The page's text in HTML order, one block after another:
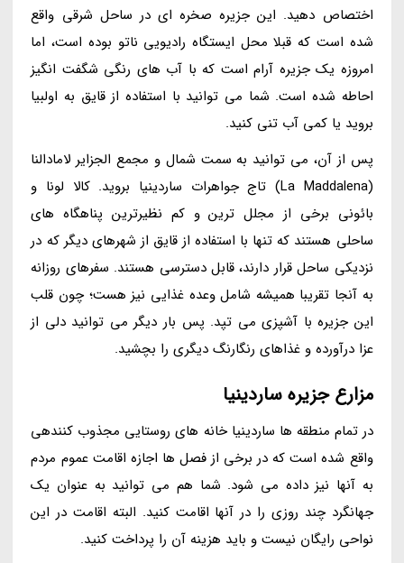
اختصاص دهید. این جزیره صخره ای در ساحل شرقی واقع
شده است که قبلا محل ایستگاه رادیویی ناتو بوده است، اما
امروزه یک جزیره آرام است که با آب های رنگی شگفت انگیز
احاطه شده است. شما می توانید با استفاده از قایق به اولبیا
بروید یا کمی آب تنی کنید.
پس از آن، می توانید به سمت شمال و مجمع الجزایر لامادالنا
(La Maddalena) تاج جواهرات ساردینیا بروید. کالا لونا و
بائونی برخی از مجلل ترین و کم نظیرترین پناهگاه های
ساحلی هستند که تنها با استفاده از قایق از شهرهای دیگر که در
نزدیکی ساحل قرار دارند، قابل دسترسی هستند. سفرهای روزانه
به آنجا تقریبا همیشه شامل وعده غذایی نیز هست؛ چون قلب
این جزیره با آشپزی می تپد. پس بار دیگر می توانید دلی از
عزا درآورده و غذاهای رنگارنگ دیگری را بچشید.
مزارع جزیره ساردینیا
در تمام منطقه ها ساردینیا خانه های روستایی مجذوب کنندهی
واقع شده است که در برخی از فصل ها اجازه اقامت عموم مردم
به آنها نیز داده می شود. شما هم می توانید به عنوان یک
جهانگرد چند روزی را در آنها اقامت کنید. البته اقامت در این
نواحی رایگان نیست و باید هزینه آن را پرداخت کنید.